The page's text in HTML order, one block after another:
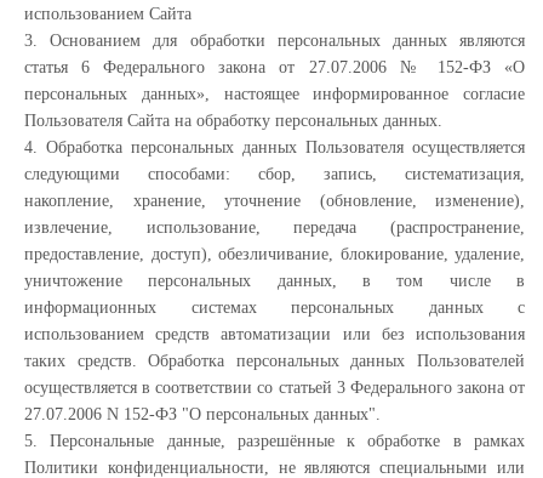
использованием Сайта
3. Основанием для обработки персональных данных являются
статья 6 Федерального закона от 27.07.2006 № 152-ФЗ «О
персональных данных», настоящее информированное согласие
Пользователя Сайта на обработку персональных данных.
4. Обработка персональных данных Пользователя осуществляется
следующими способами: сбор, запись, систематизация,
накопление, хранение, уточнение (обновление, изменение),
извлечение, использование, передача (распространение,
предоставление, доступ), обезличивание, блокирование, удаление,
уничтожение персональных данных, в том числе в
информационных системах персональных данных с
использованием средств автоматизации или без использования
таких средств. Обработка персональных данных Пользователей
осуществляется в соответствии со статьей 3 Федерального закона от
27.07.2006 N 152-ФЗ "О персональных данных".
5. Персональные данные, разрешённые к обработке в рамках
Политики конфиденциальности, не являются специальными или